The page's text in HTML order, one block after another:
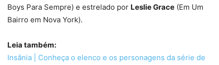
Boys Para Sempre) e estrelado por Leslie Grace (Em Um
Bairro em Nova York).
Leia também:
Insânia | Conheça o elenco e os personagens da série de